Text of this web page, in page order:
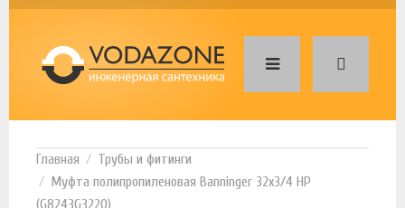
Трубы и фитинги
Муфта полипропиленовая Banninger 32х3/4 НР
(G8243G3220)